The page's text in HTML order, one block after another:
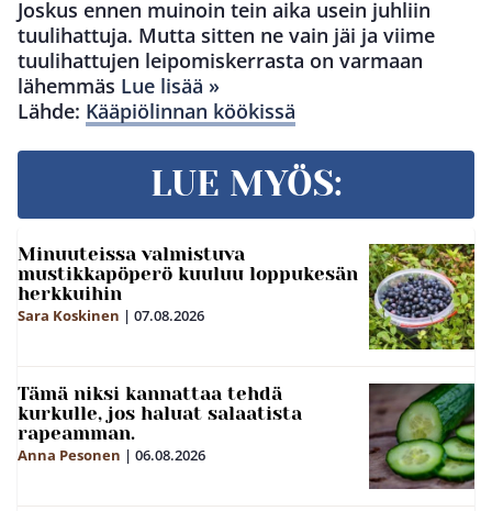
Joskus ennen muinoin tein aika usein juhliin
tuulihattuja. Mutta sitten ne vain jäi ja viime
tuulihattujen leipomiskerrasta on varmaan
lähemmäs Lue lisää »
Lähde: Kääpiölinnan köökissä
LUE MYÖS:
Minuuteissa valmistuva
mustikkapöperö kuuluu loppukesän
herkkuihin
Sara Koskinen | 07.08.2026
Tämä niksi kannattaa tehdä
kurkulle, jos haluat salaatista
rapeamman.
Anna Pesonen | 06.08.2026